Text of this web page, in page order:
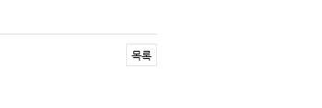
목록